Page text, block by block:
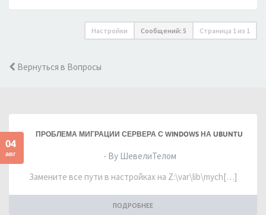
Настройки Сообщений: 5 Страница 1 из 1
Вернуться в Вопросы
04
авг
ПРОБЛЕМА МИГРАЦИИ СЕРВЕРА С WINDOWS НА UBUNTU
- By ШевелиТелом
Замените все пути в настройках на Z:\var\lib\mych[…]
ПОДРОБНЕЕ